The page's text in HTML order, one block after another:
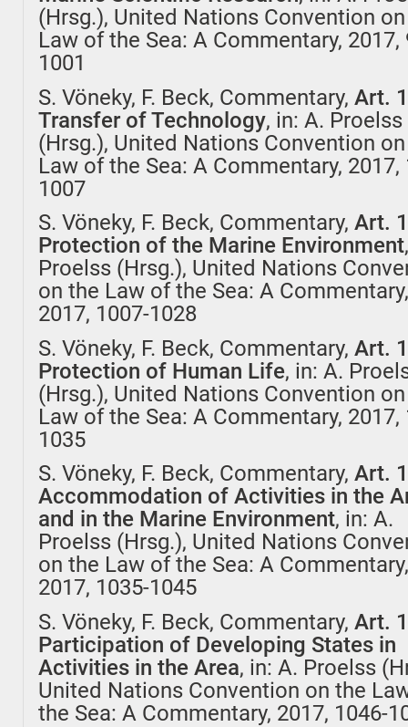
(Hrsg.), United Nations Convention
Law of the Sea: A Commentary, 2017,
1001
S. Vöneky, F. Beck, Commentary,Art.
Transfer of Technology, in: A. Proelss
(Hrsg.), United Nations Convention
Law of the Sea: A Commentary, 2017,
1007
S. Vöneky, F. Beck, Commentary,Art.
Protection of the Marine Environment
Proelss (Hrsg.), United Nations
on the Law of the Sea: A
2017, 1007-1028
S. Vöneky, F. Beck, Commentary,Art.
Protection of Human Life, in: A.
(Hrsg.), United Nations Convention
Law of the Sea: A Commentary, 2017,
1035
S. Vöneky, F. Beck, Commentary,Art.
Accommodation of Activities in the
and in the Marine Environment, in: A.
Proelss (Hrsg.), United Nations
on the Law of the Sea: A
2017, 1035-1045
S. Vöneky, F. Beck, Commentary,Art.
Participation of Developing States in
Activities in the Area, in: A. Proelss
United Nations Convention on the
the Sea: A Commentary, 2017, 1046-